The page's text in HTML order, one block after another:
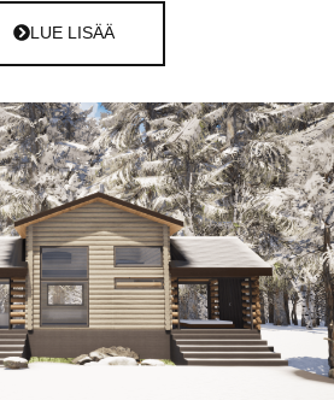
LUE LISÄÄ